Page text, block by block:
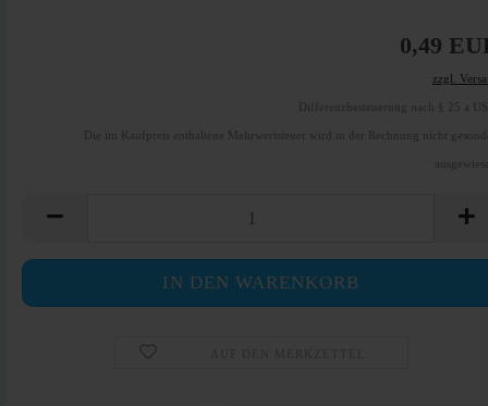
0,49
zzgl.
Differenzbesteuerung nach § 25 a
Die im Kaufpreis enthaltene Mehrwertsteuer wird in der Rechnung nicht